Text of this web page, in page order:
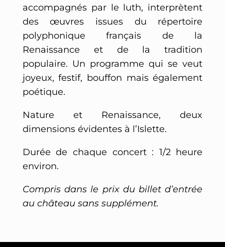
accompagnés par le luth, interprètent
des œuvres issues du répertoire
polyphonique français de la
Renaissance et de la tradition
populaire. Un programme qui se veut
joyeux, festif, bouffon mais également
poétique.
Nature et Renaissance, deux
dimensions évidentes à l’Islette.
Durée de chaque concert : 1/2 heure
environ.
Compris dans le prix du billet d’entrée
au château sans supplément.